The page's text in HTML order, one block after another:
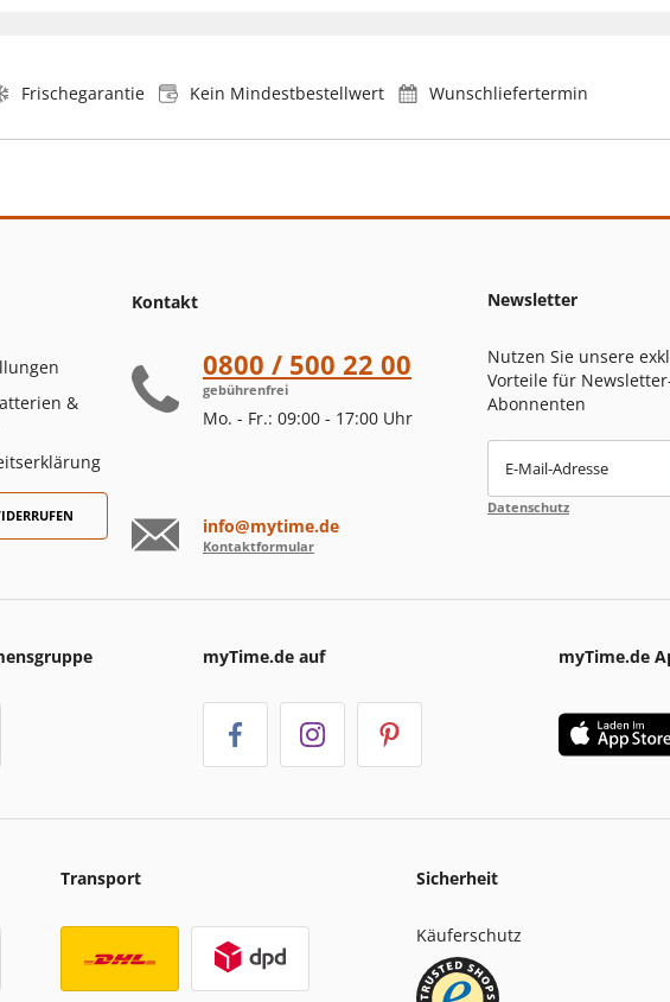
Frischegarantie Kein Mindestbestellwert Wunschliefertermin
&
Kontakt
0800 / 500 22 00
gebührenfrei
Mo. - Fr.: 09:00 - 17:00 Uhr
info@mytime.de
Kontaktformular
Newsletter
Nutzen Sie unsere
Vorteile für
Abonnenten
E-Mail-Adresse
Datenschutz
myTime.de auf myTime.de
Transport Sicherheit
Käuferschutz